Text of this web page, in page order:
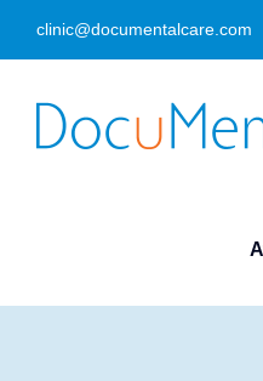
clinic@documentalcare.com